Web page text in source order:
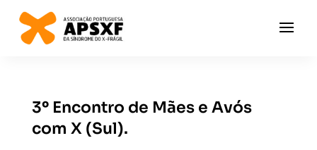
3º Encontro de Mães e Avós
com X (Sul).